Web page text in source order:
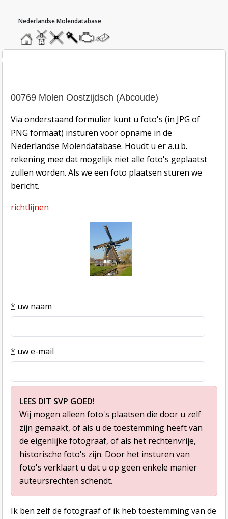
homemolendatabase
roedendatabase
assendatabase
motorendatabase
stuur
een
inzend-formulier
00769 Molen Oostzijdsch (Abcoude)
Via onderstaand formulier kunt u foto's (in JPG of
PNG formaat) insturen voor opname in de
Nederlandse Molendatabase. Houdt u er a.u.b.
rekening mee dat mogelijk niet alle foto's geplaatst
zullen worden. Als we een foto plaatsen sturen we
bericht.
richtlijnen
* uw naam
* uw e-mail
LEES DIT SVP GOED!
Wij mogen alleen foto's plaatsen die door u zelf
zijn gemaakt, of als u de toestemming heeft van
de eigenlijke fotograaf, of als het rechtenvrije,
historische foto's zijn. Door het insturen van
foto's verklaart u dat u op geen enkele manier
auteursrechten schendt.
Ik ben zelf de fotograaf of ik heb toestemming van de